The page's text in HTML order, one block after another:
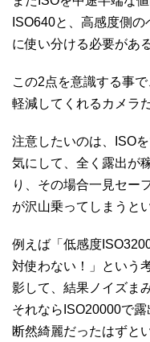
ISO640と、高感度側
に使い分ける必要があ
この2点を意識する事
軽減してくれるカメラ
注意したいのは、ISO
気にして、全く露出が
り、その場合一見セー
が沢山乗ってしまうと
例えば「低感度
対使わない！」という
影して、結果ノイズま
それならISO20000で
断然綺麗だったはずと